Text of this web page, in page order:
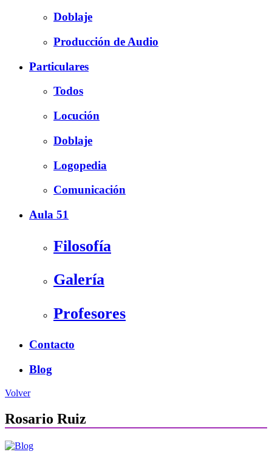
Doblaje
Producción de Audio
Particulares
Todos
Locución
Doblaje
Logopedia
Comunicación
Aula 51
Filosofía
Galería
Profesores
Contacto
Blog
Volver
Rosario Ruiz